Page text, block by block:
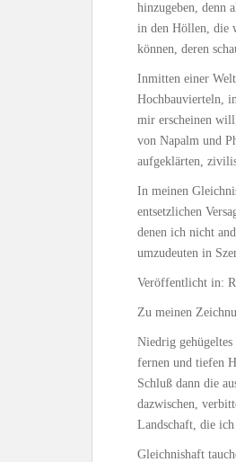
hinzugeben, denn
in den Höllen, die
können, deren
Inmitten einer
Hochbauvierteln,
mir erscheinen
von Napalm und
aufgeklärten,
In meinen
entsetzlichen
denen ich nicht
umzudeuten in
Veröffentlicht in:
Zu meinen
Niedrig
fernen und tiefen
Schluß dann die
dazwischen,
Landschaft, die
Gleichnishaft